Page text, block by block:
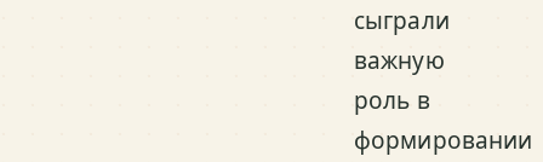
сыграли
важную
роль в
формировании